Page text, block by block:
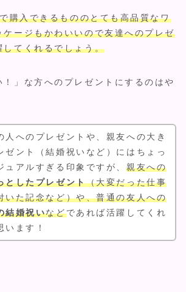
購入できるもののとても高品質なワ
ケージもかわいいので友達へのプレゼ
してくれるでしょう。
！」な方へのプレゼントにするのはや
人へのプレゼントや、親友への大き
ゼント（結婚祝いなど）にはちょっ
ュアルすぎる印象ですが、 親友への
としたプレゼント（大変だった仕事
いた記念など）や、普通の友人への
結婚祝いなどであれば活躍してくれ
います！